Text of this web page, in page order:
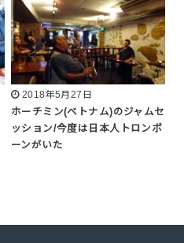
2018年5月27日
ホーチミン(ベトナム)のジャムセ
ッション/今度は日本人トロンボ
ーンがいた